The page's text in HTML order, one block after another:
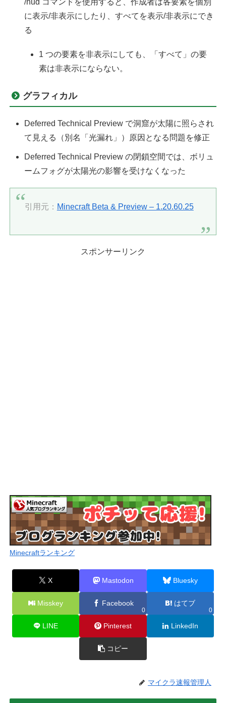
/hud コマンドを使用すると、作成者は各要素を個別
に表示/非表示にしたり、すべてを表示/非表示にでき
る
1 つの要素を非表示にしても、「すべて」の要
素は非表示にならない。
グラフィカル
Deferred Technical Preview で洞窟が太陽に照らされ
て見える（別名「光漏れ」）原因となる問題を修正
Deferred Technical Preview の閉鎖空間では、ボリュ
ームフォグが太陽光の影響を受けなくなった
引用元： Minecraft Beta & Preview – 1.20.60.25
スポンサーリンク
Minecraftランキング
X Mastodon Bluesky
Misskey Facebook
0
はてブ
0
LINE Pinterest LinkedIn
コピー
マイクラ速報管理人